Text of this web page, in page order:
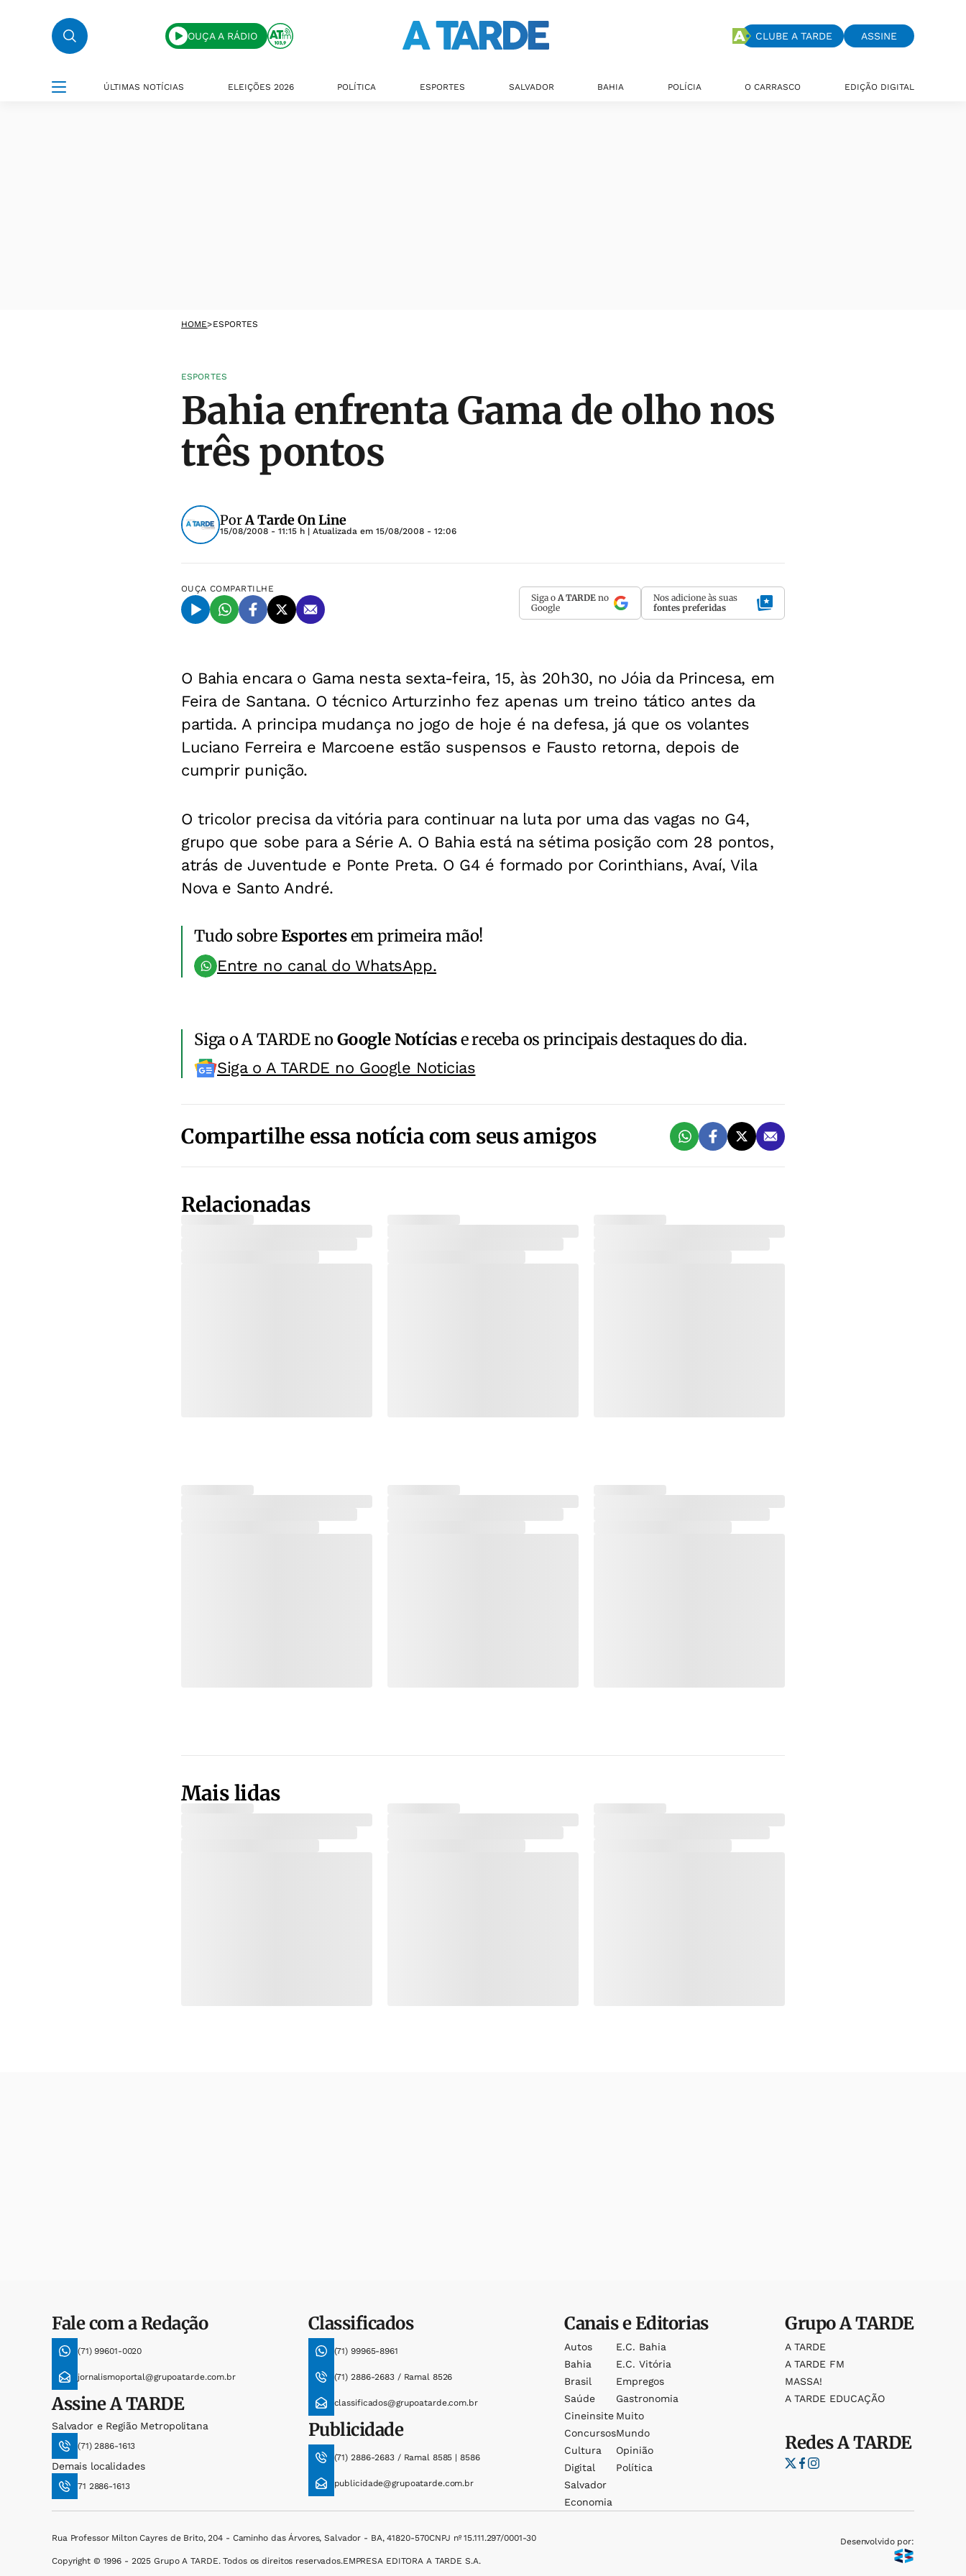
OUÇA A RÁDIO CLUBE A TARDE ASSINE
ÚLTIMAS NOTÍCIAS ELEIÇÕES 2026 POLÍTICA ESPORTES SALVADOR BAHIA POLÍCIA O CARRASCO EDIÇÃO DIGITAL
HOME>ESPORTES
ESPORTES
Bahia enfrenta Gama de olho nos
três pontos
PorA Tarde On Line
15/08/2008 - 11:15 h | Atualizada em 15/08/2008 - 12:06
OUÇA COMPARTILHE
Siga o A TARDE no
Google
Nos adicione às suas
fontes preferidas
O Bahia encara o Gama nesta sexta-feira, 15, às 20h30, no Jóia da Princesa, em
Feira de Santana. O técnico Arturzinho fez apenas um treino tático antes da
partida. A principa mudança no jogo de hoje é na defesa, já que os volantes
Luciano Ferreira e Marcoene estão suspensos e Fausto retorna, depois de
cumprir punição.
O tricolor precisa da vitória para continuar na luta por uma das vagas no G4,
grupo que sobe para a Série A. O Bahia está na sétima posição com 28 pontos,
atrás de Juventude e Ponte Preta. O G4 é formado por Corinthians, Avaí, Vila
Nova e Santo André.
Tudo sobreEsportesem primeira mão!
Entre no canal do WhatsApp.
Siga o A TARDE noGoogle Notíciase receba os principais destaques do dia.
Siga o A TARDE no Google Noticias
Compartilhe essa notícia com seus amigos
Relacionadas
Mais lidas
Fale com a Redação
(71) 99601-0020
jornalismoportal@grupoatarde.com.br
AssineA TARDE
Salvador e Região Metropolitana
(71) 2886-1613
Demais localidades
71 2886-1613
Classificados
(71) 99965-8961
(71) 2886-2683 / Ramal 8526
classificados@grupoatarde.com.br
Publicidade
(71) 2886-2683 / Ramal 8585 | 8586
publicidade@grupoatarde.com.br
Canais e Editorias
Autos
Bahia
Brasil
Saúde
Cineinsite
Concursos
Cultura
Digital
Salvador
Economia
E.c. Bahia
E.c. Vitória
Empregos
Gastronomia
Muito
Mundo
Opinião
Política
GrupoA TARDE
A TARDE
A TARDE FM
MASSA!
A TARDE EDUCAÇÃO
RedesA TARDE
Rua Professor Milton Cayres de Brito, 204 - Caminho das Árvores, Salvador - BA, 41820-570CNPJ nº 15.111.297/0001-30
Copyright © 1996 - 2025 Grupo A TARDE. Todos os direitos reservados.EMPRESA EDITORA A TARDE S.A.
Desenvolvido por: